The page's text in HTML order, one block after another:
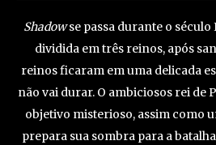
Shadowse passa durante o século
dividida em três reinos, após
reinos ficaram em uma delicada
não vai durar. O ambiciosos rei de
objetivo misterioso, assim como
prepara sua sombra para a